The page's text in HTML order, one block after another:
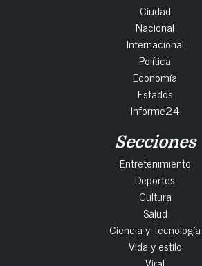
Ciudad
Nacional
Internacional
Política
Economía
Estados
Informe24
Secciones
Entretenimiento
Deportes
Cultura
Salud
Ciencia y Tecnología
Vida y estilo